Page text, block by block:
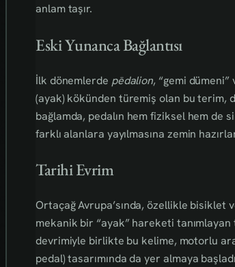
anlam taşır.
Eski Yunanca Bağlantısı
İlk dönemlerde pēdalion, “gemi dümeni”
(ayak) kökünden türemiş olan bu terim,
bağlamda, pedalın hem fiziksel hem de
farklı alanlara yayılmasına zemin
Tarihi Evrim
Ortaçağ Avrupa’sında, özellikle bisiklet
mekanik bir “ayak” hareketi
devrimiyle birlikte bu kelime, motorlu
pedal) tasarımında da yer almaya